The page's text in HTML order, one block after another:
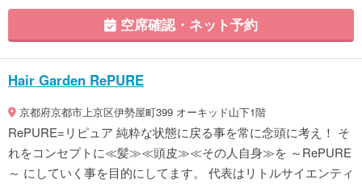
空席確認・ネット予約
Hair Garden RePURE
京都府京都市上京区伊勢屋町399 オーキッド山下1階
RePURE=リピュア 純粋な状態に戻る事を常に念頭に考え！ そ
れをコンセプトに≪髪≫≪頭皮≫≪その人自身≫を ～RePURE
～ にしていく事を目的にしてます。 代表はリトルサイエンティ